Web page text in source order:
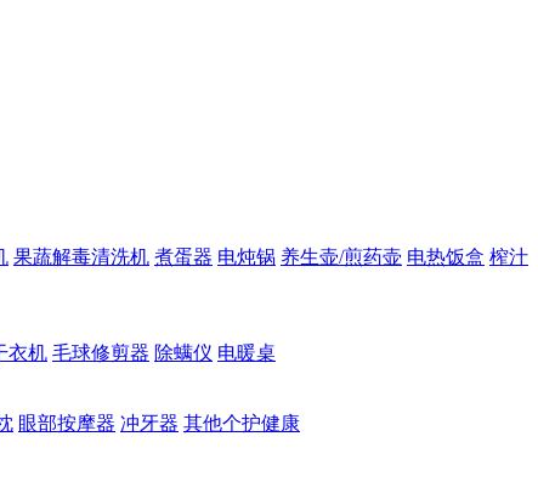
果蔬解毒清洗机 煮蛋器 电炖锅 养生壶/煎药壶 电热饭盒 榨汁
衣机 毛球修剪器 除螨仪 电暖桌
眼部按摩器 冲牙器 其他个护健康